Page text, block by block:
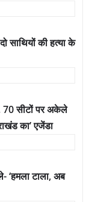
साथियों की हत्या के
70 सीटों पर अकेले
का’ एजेंडा
‘हमला टाला, अब